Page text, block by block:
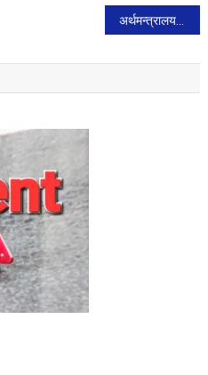
अर्थमन्त्रालयका सचिव फेरिए